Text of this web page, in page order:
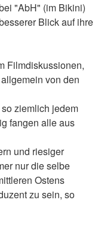
"AbH" (im Bikini)
Blick auf ihre
Filmdiskussionen,
von den
ziemlich jedem
fangen alle aus
und riesiger
nur die selbe
Ostens
zu sein, so